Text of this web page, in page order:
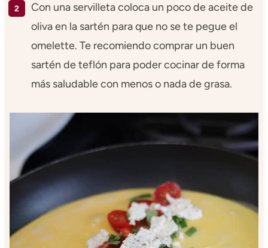
Con una servilleta coloca un poco de aceite de
oliva en la sartén para que no se te pegue el
omelette. Te recomiendo comprar un buen
sartén de teflón para poder cocinar de forma
más saludable con menos o nada de grasa.